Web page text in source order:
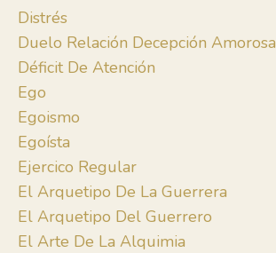
Distrés
Duelo Relación Decepción Amorosa
Déficit De Atención
Ego
Egoismo
Egoísta
Ejercico Regular
El Arquetipo De La Guerrera
El Arquetipo Del Guerrero
El Arte De La Alquimia